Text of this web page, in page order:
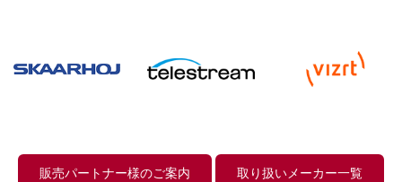
販売パートナー様のご案内 取り扱いメーカー一覧